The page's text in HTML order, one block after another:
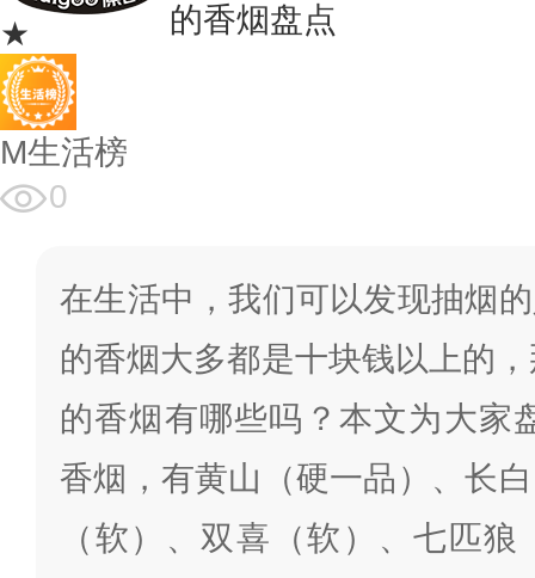
★
的香烟盘点
M生活榜
0
在生活中，我们可以发现抽烟
的香烟大多都是十块钱以上的
的香烟有哪些吗？本文为大家
香烟，有黄山（硬一品）、长
（软）、双喜（软）、七匹